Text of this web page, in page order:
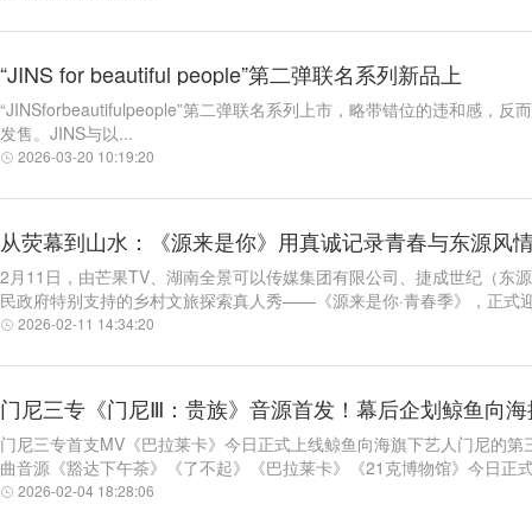
“JINS for beautiful people”第二弹联名系列新品上
“JINSforbeautifulpeople”第二弹联名系列上市，略带错位的违和感，反
发售。JINS与以...
2026-03-20 10:19:20
从荧幕到山水：《源来是你》用真诚记录青春与东源风
2月11日，由芒果TV、湖南全景可以传媒集团有限公司、捷成世纪（东
民政府特别支持的乡村文旅探索真人秀——《源来是你·青春季》，正式
2026-02-11 14:34:20
门尼三专《门尼Ⅲ：贵族》音源首发！幕后企划鲸鱼向海
门尼三专首支MV《巴拉莱卡》今日正式上线鲸鱼向海旗下艺人门尼的
曲音源《豁达下午茶》《了不起》《巴拉莱卡》《21克博物馆》今日正
2026-02-04 18:28:06